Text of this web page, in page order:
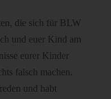
die sich für BLW
und euer Kind am
eurer Kinder
falsch machen.
und habt